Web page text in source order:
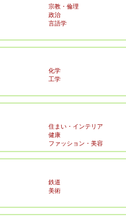
宗教・倫理
政治
言語学
化学
工学
住まい・インテリア
健康
ファッション・美容
鉄道
美術